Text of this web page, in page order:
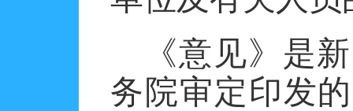
《意见》是
务院审定印发